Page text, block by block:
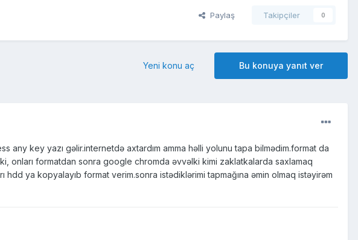
Paylaş Takipçiler 0
Bu konuya yanıt ver
Yeni konu aç
key yazı gəlir.internetdə axtardım amma həlli yolunu tapa bilmədim.format da
onları formatdan sonra google chromda əvvəlki kimi zaklatkalarda saxlamaq
hdd ya kopyalayıb format verim.sonra istədiklərimi tapmağına əmin olmaq istəyirəm